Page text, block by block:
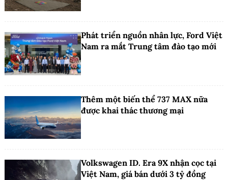
Phát triển nguồn nhân lực, Ford Việt
Nam ra mắt Trung tâm đào tạo mới
Thêm một biến thể 737 MAX nữa
được khai thác thương mại
Volkswagen ID. Era 9X nhận cọc tại
Việt Nam, giá bán dưới 3 tỷ đồng